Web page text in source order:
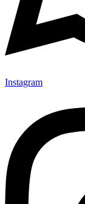
Instagram